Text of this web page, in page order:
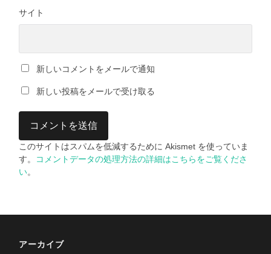
サイト
新しいコメントをメールで通知
新しい投稿をメールで受け取る
このサイトはスパムを低減するために Akismet を使っていま
す。
コメントデータの処理方法の詳細はこちらをご覧くださ
い。
アーカイブ